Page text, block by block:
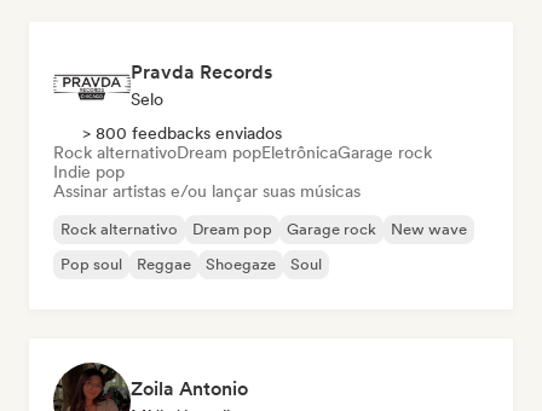
Pravda Records
Selo
> 800 feedbacks enviados
Rock alternativoDream popEletrônicaGarage rock
Indie pop
Assinar artistas e/ou lançar suas músicas
Rock alternativo Dream pop Garage rock
New wave
Pop soul
Reggae Shoegaze Soul
Zoila Antonio